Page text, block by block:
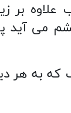
بر
چشم می
و